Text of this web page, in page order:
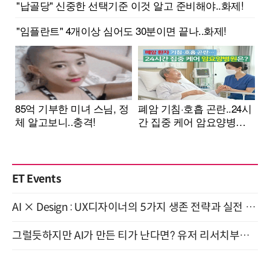
ET Events
AI × Design : UX디자이너의 5가지 생존 전략과 실전 대응 8월 28일 개최
그럴듯하지만 AI가 만든 티가 난다면? 유저 리서치부터 배포까지! (9/15)